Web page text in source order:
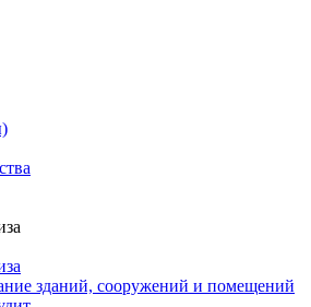
зданий, сооружений и помещений